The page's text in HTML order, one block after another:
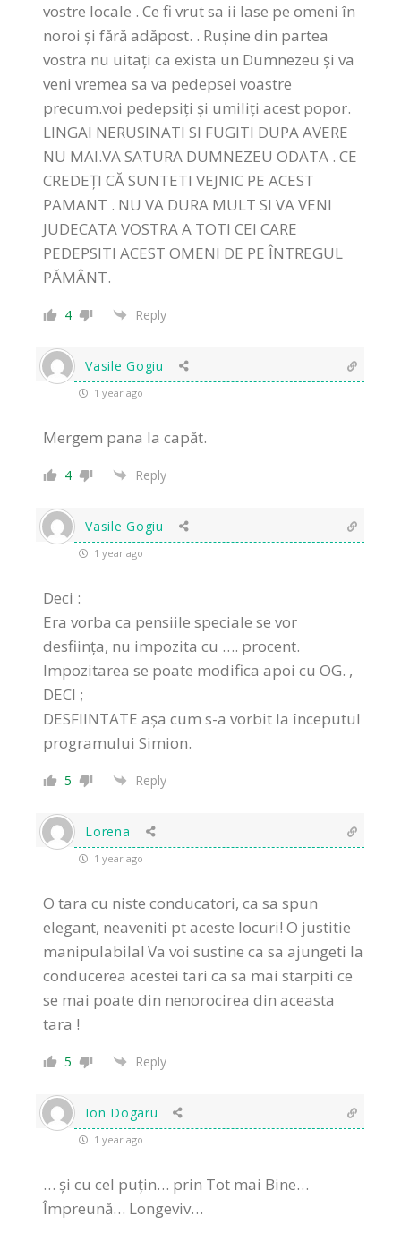
vostre locale . Ce fi vrut sa ii lase pe omeni în
noroi și fără adăpost. . Rușine din partea
vostra nu uitați ca exista un Dumnezeu și va
veni vremea sa va pedepsei voastre
precum.voi pedepsiți și umiliți acest popor.
LINGAI NERUSINATI SI FUGITI DUPA AVERE
NU MAI.VA SATURA DUMNEZEU ODATA . CE
CREDEȚI CĂ SUNTETI VEJNIC PE ACEST
PAMANT . NU VA DURA MULT SI VA VENI
JUDECATA VOSTRA A TOTI CEI CARE
PEDEPSITI ACEST OMENI DE PE ÎNTREGUL
PĂMÂNT.
4 Reply
Vasile Gogiu
1 year ago
Mergem pana la capăt.
4 Reply
Vasile Gogiu
1 year ago
Deci :
Era vorba ca pensiile speciale se vor
desființa, nu impozita cu …. procent.
Impozitarea se poate modifica apoi cu OG. ,
DECI ;
DESFIINTATE așa cum s-a vorbit la începutul
programului Simion.
5 Reply
Lorena
1 year ago
O tara cu niste conducatori, ca sa spun
elegant, neaveniti pt aceste locuri! O justitie
manipulabila! Va voi sustine ca sa ajungeti la
conducerea acestei tari ca sa mai starpiti ce
se mai poate din nenorocirea din aceasta
tara !
5 Reply
Ion Dogaru
1 year ago
… și cu cel puțin… prin Tot mai Bine…
Împreună… Longeviv…